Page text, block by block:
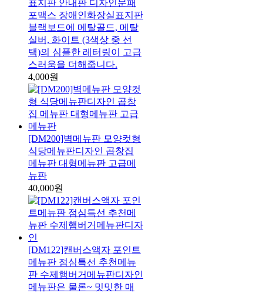
표지판 안내판 디자인문패
포맥스 장애인화장실표지판
블랙보드에 메탈골드, 메탈
실버, 화이트 (3색상 중 선
택)의 심플한 레터링이 고급
스러움을 더해줍니다.
4,000원
[DM200]벽메뉴판 모양컷형
식당메뉴판디자인 곱창집
메뉴판 대형메뉴판 고급메
뉴판
40,000원
[DM122]캔버스액자 포인트
메뉴판 점심특선 추천메뉴
판 수제햄버거메뉴판디자인
메뉴판은 물론~ 밋밋한 매